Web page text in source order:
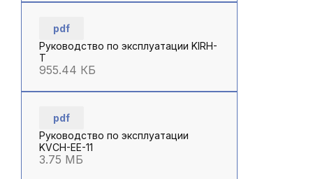
pdf
Руководство по эксплуатации KIRH-
Т
955.44 КБ
pdf
Руководство по эксплуатации
KVCH-EE-11
3.75 МБ